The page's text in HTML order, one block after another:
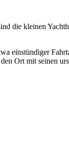
die kleinen
einstündiger
Ort mit seinen